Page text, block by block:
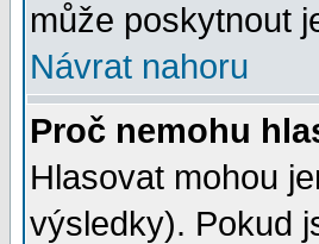
může poskytnout
Návrat nahoru
Proč nemohu
Hlasovat mohou
výsledky). Pokud